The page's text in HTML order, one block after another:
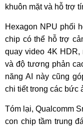
khuôn mặt và hỗ trợ
Hexagon NPU phối
chip có thể hỗ trợ
quay video 4K
và độ tương phản
năng AI này cũng
chi tiết trong các bức
Tóm lại, Qualcomm
con chip tầm trung